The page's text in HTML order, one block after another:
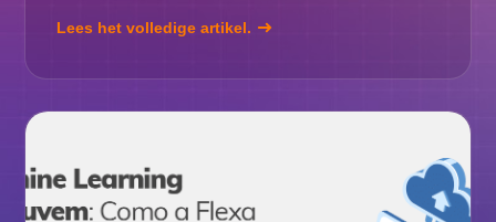
Lees het volledige artikel.